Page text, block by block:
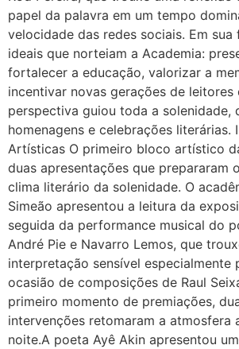
papel da palavra em um tempo
velocidade das redes sociais. Em sua
ideais que norteiam a Academia:
fortalecer a educação, valorizar a
incentivar novas gerações de leitores
perspectiva guiou toda a solenidade,
homenagens e celebrações literárias.
Artísticas O primeiro bloco artístico
duas apresentações que prepararam
clima literário da solenidade. O
Simeão apresentou a leitura da
seguida da performance musical do
André Pie e Navarro Lemos, que
interpretação sensível especialmente
ocasião de composições de Raul
primeiro momento de premiações,
intervenções retomaram a atmosfera
noite.A poeta Ayê Akin apresentou